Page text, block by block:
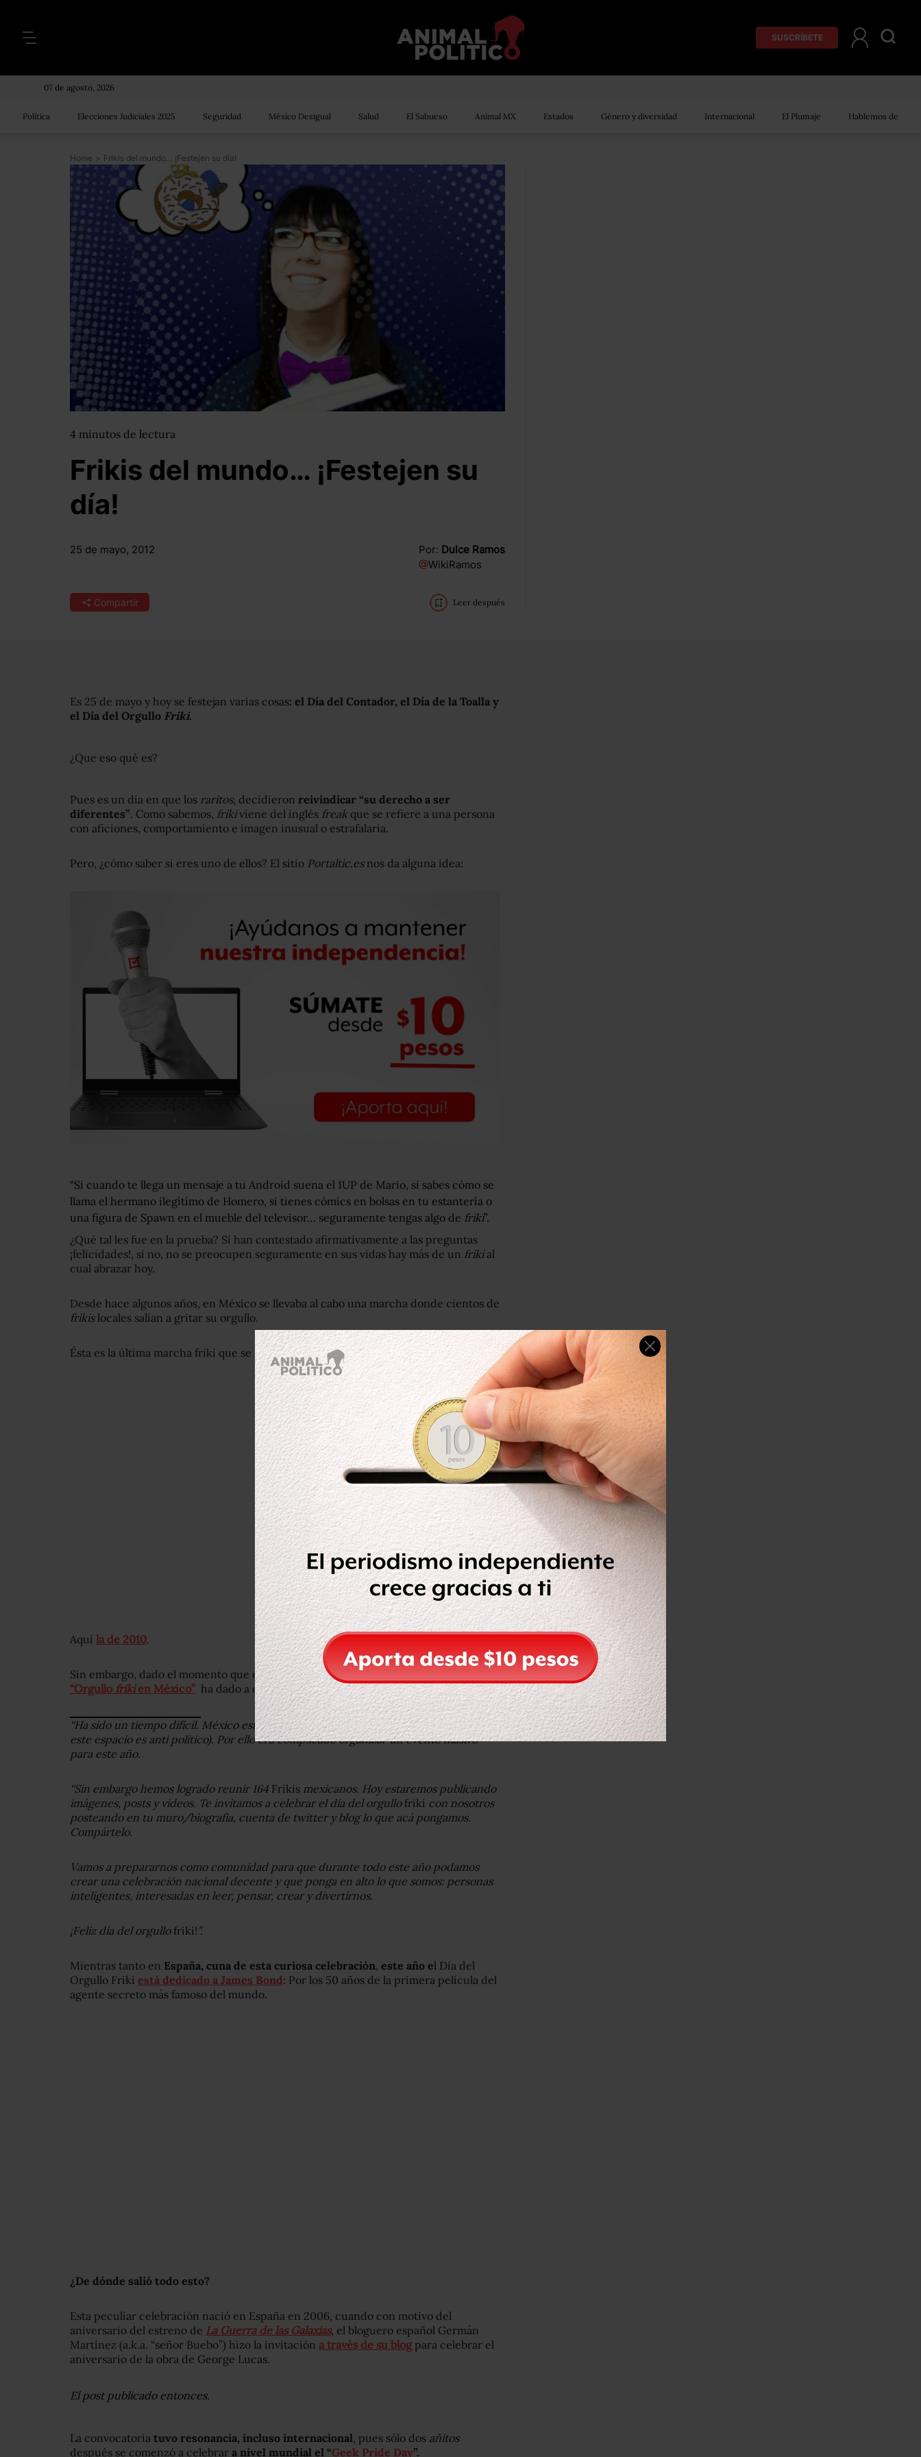
SUSCRÍBETE
07 de agosto, 2026
Política Elecciones Judiciales 2025 Seguridad México Desigual Salud El Sabueso Animal MX Estados Género y diversidad Internacional El Plumaje Hablemos de
Home > Frikis del mundo… ¡Festejen su día!
4 minutos de lectura
Frikis del mundo… ¡Festejen su
día!
25 de mayo, 2012 Por: Dulce Ramos
@WikiRamos
Compartir Leer después
Es 25 de mayo y hoy se festejan varias cosas: el Día del Contador, el Día de la Toalla y
el Día del Orgullo Friki.
¿Que eso qué es?
Pues es un día en que los raritos, decidieron reivindicar “su derecho a ser
diferentes”. Como sabemos, frikiviene del inglés freakque se refiere a una persona
con aficiones, comportamiento e imagen inusual o estrafalaria.
Pero, ¿cómo saber si eres uno de ellos? El sitio Portaltic.esnos da alguna idea:
“Si cuando te llega un mensaje a tu Android suena el 1UP de Mario, si sabes cómo se
llama el hermano ilegítimo de Homero, si tienes cómics en bolsas en tu estantería o
una figura de Spawn en el mueble del televisor… seguramente tengas algo de friki”.
¿Qué tal les fue en la prueba? Si han contestado afirmativamente a las preguntas
¡felicidades!, si no, no se preocupen seguramente en sus vidas hay más de un frikial
cual abrazar hoy.
Desde hace algunos años, en México se llevaba al cabo una marcha donde cientos de
frikislocales salían a gritar su orgullo.
Ésta es la última marcha friki que se llevó al cabo en 2011 en el Zócalo:
Aquí la de 2010.
Sin embargo, dado el momento que está viviendo el país, la página en Facebook de
“Orgullo frikien México” ha dado a conocer que no se tiene planeado festejo alguno:
“Ha sido un tiempo difícil. México está ocupado en cosas importantes ahora mismo (y
este espacio es anti político). Por ello era complicado organizar un evento masivo
para este año.
“Sin embargo hemos logrado reunir 164 Frikis mexicanos. Hoy estaremos publicando
imágenes, posts y videos. Te invitamos a celebrar el día del orgullofriki con nosotros
posteando en tu muro/biografía, cuenta de twitter y blog lo que acá pongamos.
Compártelo.
Vamos a prepararnos como comunidad para que durante todo este año podamos
crear una celebración nacional decente y que ponga en alto lo que somos: personas
inteligentes, interesadas en leer, pensar, crear y divertirnos.
¡Feliz día del orgullofriki! ”.
Mientras tanto en España, cuna de esta curiosa celebración, este año el Día del
Orgullo Friki está dedicado a James Bond: Por los 50 años de la primera película del
agente secreto más famoso del mundo.
¿De dónde salió todo esto?
Esta peculiar celebración nació en España en 2006, cuando con motivo del
aniversario del estreno de La Guerra de las Galaxias, el bloguero español Germán
Martínez (a.k.a. “señor Buebo”) hizo la invitación a través de su blogpara celebrar el
aniversario de la obra de George Lucas.
El post publicado entonces.
La convocatoria tuvo resonancia, incluso internacional, pues sólo dos añitos
después se comenzó a celebrar a nivel mundial el “Geek Pride Day”.